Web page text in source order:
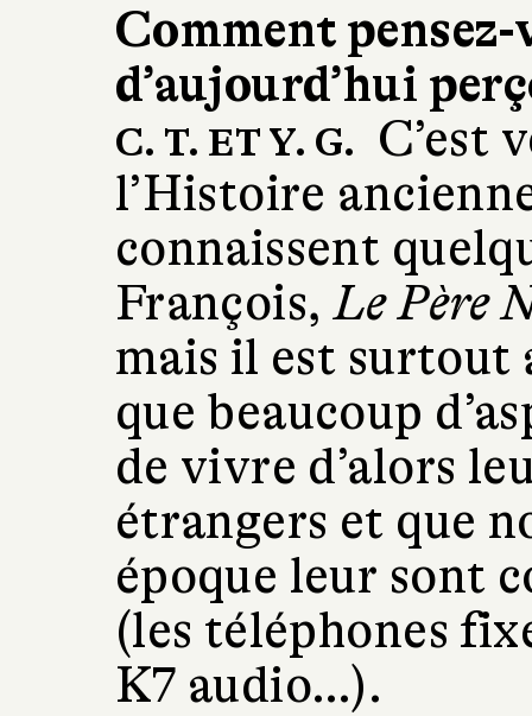
Comment
d’aujourd’hui
C. T. ET Y. G.
C’est
l’Histoire
connaissent
François,Le Père
mais il est surtout
que beaucoup
de vivre d’alors
étrangers et que
époque leur sont
(les téléphones
K7 audio…).